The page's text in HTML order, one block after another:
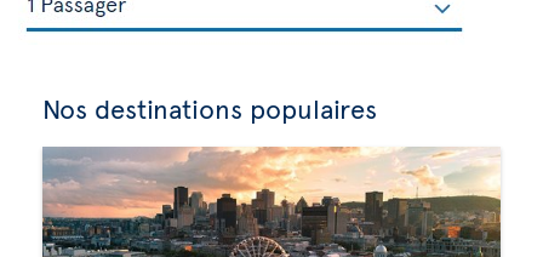
Nos destinations populaires